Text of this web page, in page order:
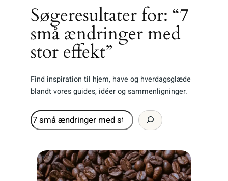
Søgeresultater for: “7
små ændringer med
stor effekt”
Find inspiration til hjem, have og hverdagsglæde
blandt vores guides, idéer og sammenligninger.
Søg